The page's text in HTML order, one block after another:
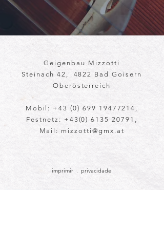
Geigenbau Mizzotti
Steinach 42, 4822 Bad Goisern
Oberösterreich
Mobil: +43 (0) 699 19477214,
Festnetz: +43(0) 6135 20791,
Mail: mizzotti@gmx.at
imprimir. privacidade